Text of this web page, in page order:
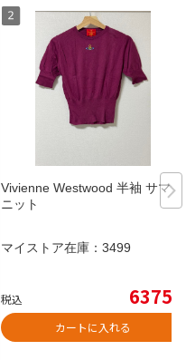
Vivienne Westwood 半袖 サマー
ニット
マイストア在庫： 3499
税込 6375
カートに入れる